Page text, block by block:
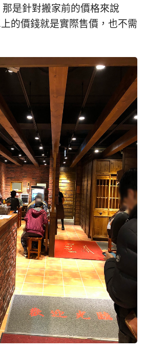
是針對搬家前的價格來說
的價錢就是實際售價，也不需